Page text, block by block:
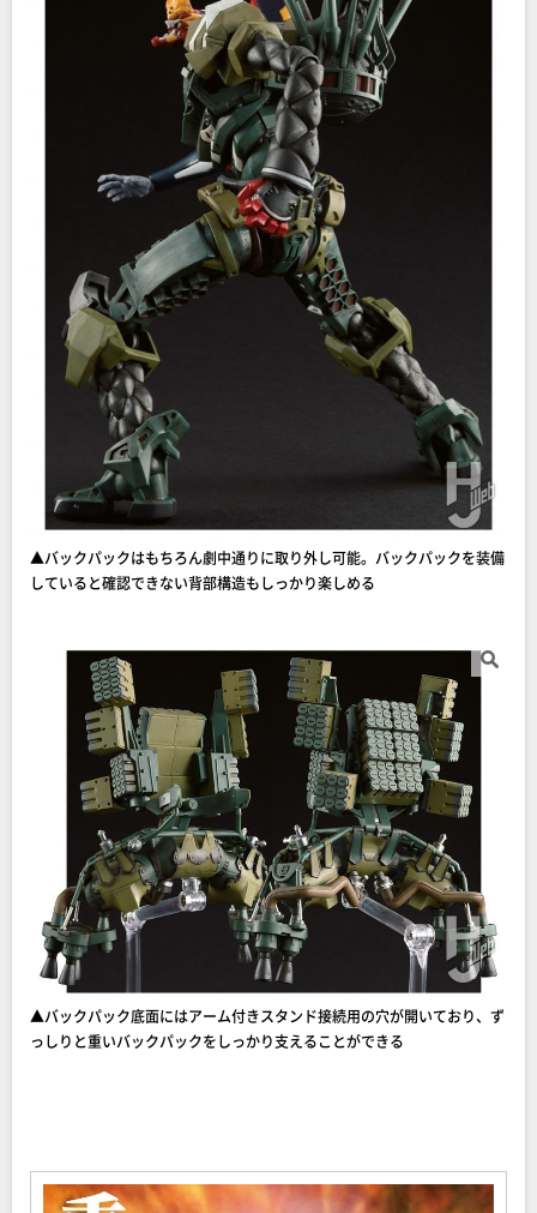
▲バックパックはもちろん劇中通りに取り外し可能。バックパックを装備
していると確認できない背部構造もしっかり楽しめる
▲バックパック底面にはアーム付きスタンド接続用の穴が開いており、ず
っしりと重いバックパックをしっかり支えることができる